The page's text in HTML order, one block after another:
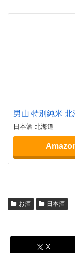
男山 特別純米 北
日本酒 北海道
お酒 日本酒
X